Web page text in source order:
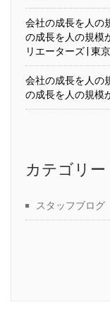
会社の成長を人の
の成長を人の規模
リエーターズ | 東
会社の成長を人の
の成長を人の規模
カテゴリー
スタッフブログ